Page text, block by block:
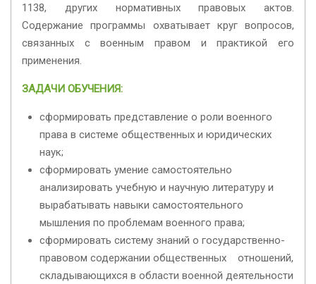
1138, других нормативных правовых актов.
Содержание программы охватывает круг вопросов,
связанных с военным правом и практикой его
применения.
ЗАДАЧИ ОБУЧЕНИЯ:
сформировать представление о роли военного
права в системе общественных и юридических
наук;
сформировать умение самостоятельно
анализировать учебную и научную литературу и
вырабатывать навыки самостоятельного
мышления по проблемам военного права;
сформировать систему знаний о государственно-
правовом содержании общественных отношений,
складывающихся в области военной деятельности